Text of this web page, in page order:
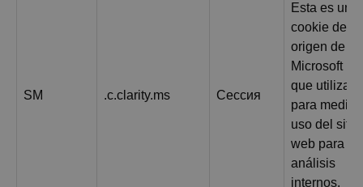
SM .c.clarity.ms Сессия
Esta es una
cookie de
origen de
Microsoft
que
para medir
uso del sitio
web para
análisis
internos.